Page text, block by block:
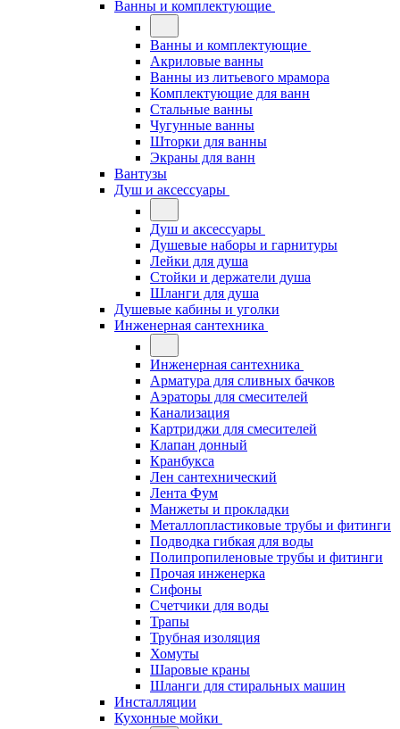
Ванны и комплектующие
Ванны и комплектующие
Акриловые ванны
Ванны из литьевого мрамора
Комплектующие для ванн
Стальные ванны
Чугунные ванны
Шторки для ванны
Экраны для ванн
Вантузы
Душ и аксессуары
Душ и аксессуары
Душевые наборы и гарнитуры
Лейки для душа
Стойки и держатели душа
Шланги для душа
Душевые кабины и уголки
Инженерная сантехника
Инженерная сантехника
Арматура для сливных бачков
Аэраторы для смесителей
Канализация
Картриджи для смесителей
Клапан донный
Кранбукса
Лен сантехнический
Лента Фум
Манжеты и прокладки
Металлопластиковые трубы и фитинги
Подводка гибкая для воды
Полипропиленовые трубы и фитинги
Прочая инженерка
Сифоны
Счетчики для воды
Трапы
Трубная изоляция
Хомуты
Шаровые краны
Шланги для стиральных машин
Инсталляции
Кухонные мойки